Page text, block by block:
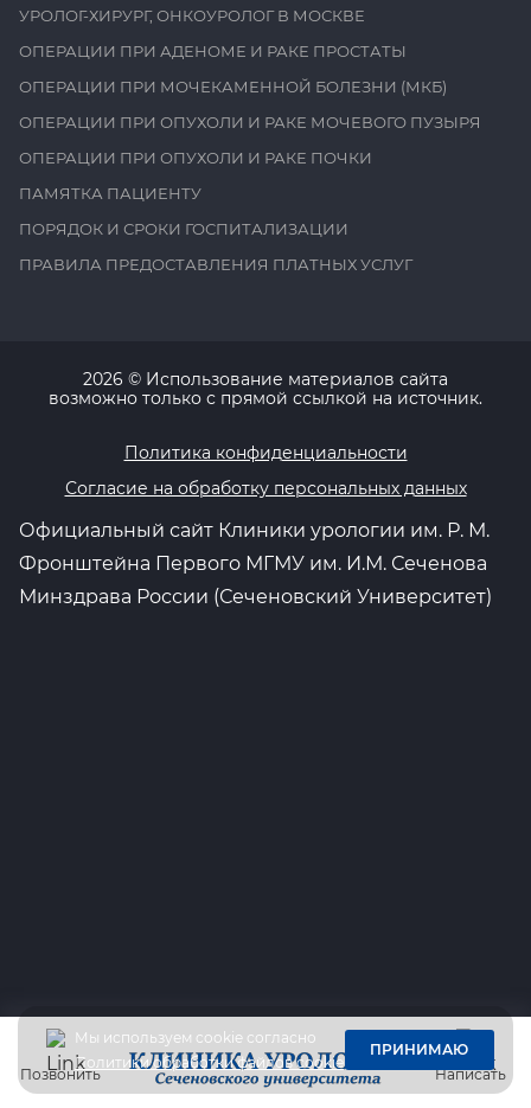
УРОЛОГ-ХИРУРГ, ОНКОУРОЛОГ В МОСКВЕ
ОПЕРАЦИИ ПРИ АДЕНОМЕ И РАКЕ ПРОСТАТЫ
ОПЕРАЦИИ ПРИ МОЧЕКАМЕННОЙ БОЛЕЗНИ (МКБ)
ОПЕРАЦИИ ПРИ ОПУХОЛИ И РАКЕ МОЧЕВОГО ПУЗЫРЯ
ОПЕРАЦИИ ПРИ ОПУХОЛИ И РАКЕ ПОЧКИ
ПАМЯТКА ПАЦИЕНТУ
ПОРЯДОК И СРОКИ ГОСПИТАЛИЗАЦИИ
ПРАВИЛА ПРЕДОСТАВЛЕНИЯ ПЛАТНЫХ УСЛУГ
2026 © Использование материалов сайта
возможно только с прямой ссылкой на источник.
Политика конфиденциальности
Согласие на обработку персональных данных
Официальный сайт Клиники урологии им. Р. М.
Фронштейна Первого МГМУ им. И.М. Сеченова
Минздрава России (Сеченовский Университет)
Позвонить Написать
Мы используем cookie согласно
Политики обработки файлов cookie
ПРИНИМАЮ